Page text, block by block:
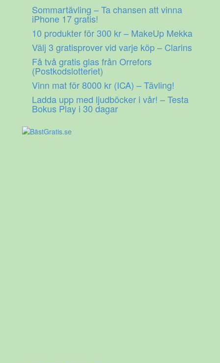
Sommartävling – Ta chansen att vinna
iPhone 17 gratis!
10 produkter för 300 kr – MakeUp Mekka
Välj 3 gratisprover vid varje köp – Clarins
Få två gratis glas från Orrefors
(Postkodslotteriet)
Vinn mat för 8000 kr (ICA) – Tävling!
Ladda upp med ljudböcker i vår! – Testa
Bokus Play i 30 dagar